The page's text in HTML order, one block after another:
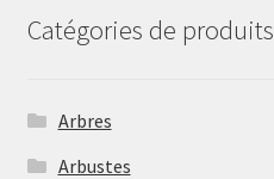
Catégories de produits
Arbres
Arbustes